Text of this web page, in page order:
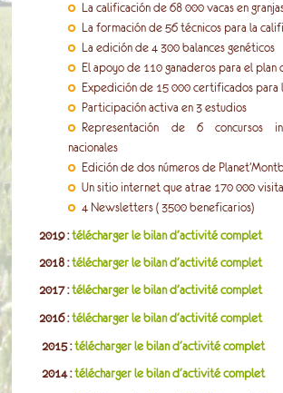
La calificación de 68 000 vacas en
La formación de 56 técnicos para la
La edición de 4 300 balances genéticos
El apoyo de 110 ganaderos para el plan
Expedición de 15 000 certificados para
Participación activa en 3 estudios
Representación de 6 concursos
nacionales
Edición de dos números de
Un sitio internet que atrae 170 000
4 Newsletters ( 3500 beneficarios)
2019 :télécharger le bilan d'activité complet
2018 :télécharger le bilan d'activité complet
2017 :télécharger le bilan d'activité complet
2016 :télécharger le bilan d'activité complet
2015 : télécharger le bilan d'activité complet
2014 :télécharger le bilan d'activité complet